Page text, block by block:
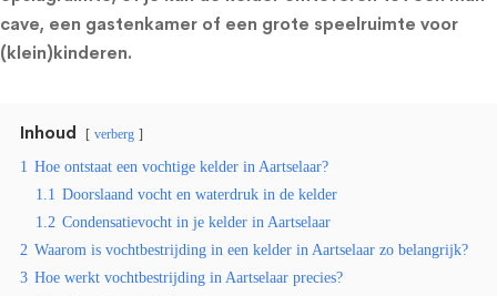
cave, een gastenkamer of een grote speelruimte voor
(klein)kinderen.
Inhoud verberg
1 Hoe ontstaat een vochtige kelder in Aartselaar?
1.1 Doorslaand vocht en waterdruk in de kelder
1.2 Condensatievocht in je kelder in Aartselaar
2 Waarom is vochtbestrijding in een kelder in Aartselaar zo belangrijk?
3 Hoe werkt vochtbestrijding in Aartselaar precies?